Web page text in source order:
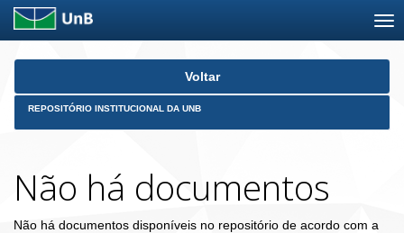
Skip
Voltar
REPOSITÓRIO INSTITUCIONAL DA UNB
Não há documentos
Não há documentos disponíveis no repositório de acordo com a